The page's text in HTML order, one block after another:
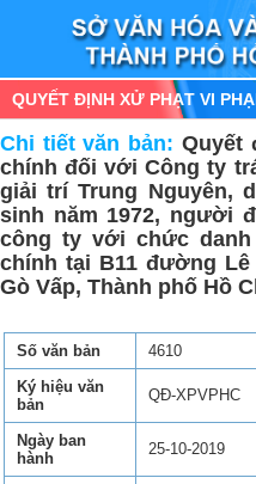
QUYẾT ĐỊNH XỬ PHẠT VI
Chi tiết văn bản: Quyết
chính đối với Công ty
giải trí Trung Nguyên,
sinh năm 1972, người
công ty với chức
chính tại B11 đường
Gò Vấp, Thành phố Hồ
Số văn bản
4610
Ký hiệu văn
bản
QĐ-XPVPHC
Ngày ban
hành
25-10-2019